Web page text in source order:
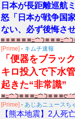
日本が長距離巡航
怒「日本が戦争国
ない、必ず後悔させ
[Prime] - キムチ速報
「便器をブラッ
キロ投入で下水
起きた“非常識”
[Prime] - あじあニュースち
【熊本地震】2人死